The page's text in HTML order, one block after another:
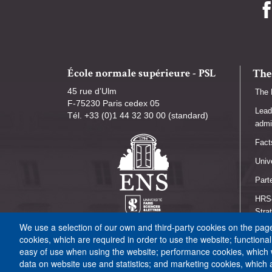
École normale supérieure - PSL
45 rue d’Ulm
F-75230 Paris cedex 05
Tél. +33 (0)1 44 32 30 00 (standard)
The
Une
We use a selection of our own and third-party cookies on the
cookies, which are required in order to use the website;
easy of use when using the website; performance cookies,
data on website use and statistics; and marketing cookies, which